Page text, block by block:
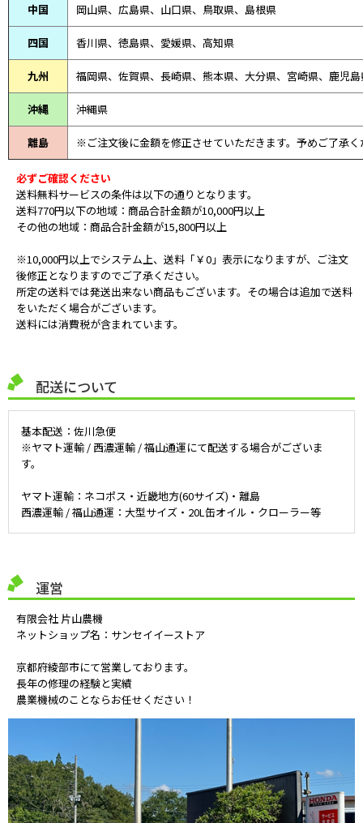
中国 岡山県、広島県、山口県、鳥取県、島根県
四国 香川県、徳島県、愛媛県、高知県
九州 福岡県、佐賀県、長崎県、熊本県、大分県、宮崎県、鹿児
沖縄 沖縄県
離島 ※ご注文後に金額を修正させていただきます。予めご了承く
必ずご確認ください
送料無料サービスの条件は以下の通りとなります。
送料770円以下の地域：商品合計金額が10,000円以上
その他の地域：商品合計金額が15,800円以上
※10,000円以上でシステム上、送料「￥0」表示になりますが、ご注文
後修正となりますのでご了承ください。
所定の送料では発送出来ない商品もございます。その場合は追加で送料
をいただく場合がございます。
送料には消費税が含まれています。
配送について
基本配送：佐川急便
※ヤマト運輸 / 西濃運輸 / 福山通運にて配送する場合がございま
す。
ヤマト運輸：ネコポス・近畿地方(60サイズ)・離島
西濃運輸 / 福山通運：大型サイズ・20L缶オイル・クローラー等
運営
有限会社 片山農機
ネットショップ名：サンセイイーストア
京都府綾部市にて営業しております。
長年の修理の経験と実績
農業機械のことならお任せください！